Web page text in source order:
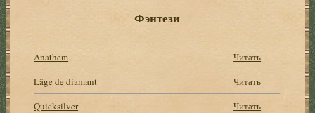
Фэнтези
Anathem
Читать
Lâge de diamant
Читать
Quicksilver
Читать